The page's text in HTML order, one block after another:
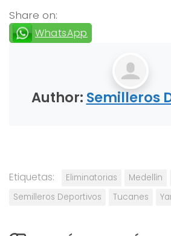
Share on:
WhatsApp
Author: Semilleros
Etiquetas: Eliminatorias Medellín
Semilleros Deportivos
Tucanes